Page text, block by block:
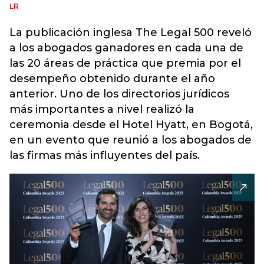
LR
La publicación inglesa The Legal 500 reveló
a los abogados ganadores en cada una de
las 20 áreas de práctica que premia por el
desempeño obtenido durante el año
anterior. Uno de los directorios jurídicos
más importantes a nivel realizó la
ceremonia desde el Hotel Hyatt, en Bogotá,
en un evento que reunió a los abogados de
las firmas más influyentes del país.